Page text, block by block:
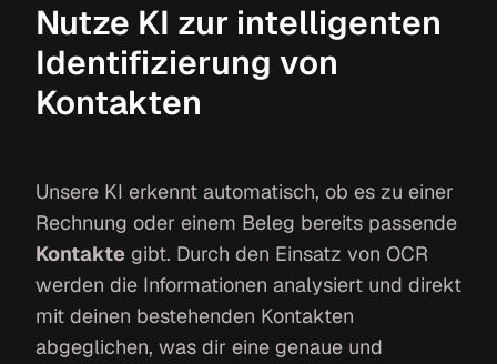
Nutze KI zur intelligenten
Identifizierung von
Kontakten
Unsere KI erkennt automatisch, ob es zu einer
Rechnung oder einem Beleg bereits passende
Kontakte gibt. Durch den Einsatz von OCR
werden die Informationen analysiert und direkt
mit deinen bestehenden Kontakten
abgeglichen, was dir eine genaue und